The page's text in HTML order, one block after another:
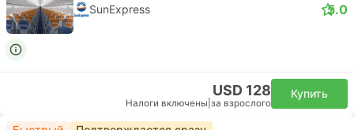
SunExpress 5.0
USD 128
Налоги включены за взрослого
Купить